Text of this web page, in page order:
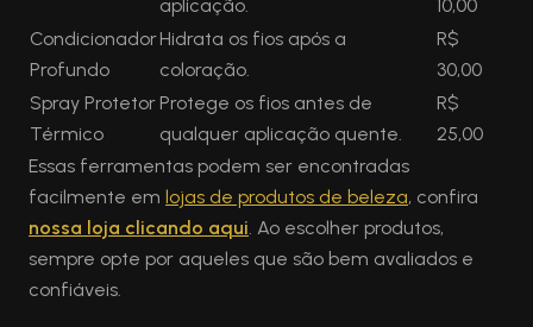
aplicação.
10,00
Condicionador
Profundo
Hidrata os fios após a
coloração.
R$
30,00
Spray Protetor
Térmico
Protege os fios antes de
qualquer aplicação quente.
R$
25,00
Essas ferramentas podem ser encontradas
facilmente em lojas de produtos de beleza, confira
nossa loja clicando aqui. Ao escolher produtos,
sempre opte por aqueles que são bem avaliados e
confiáveis.